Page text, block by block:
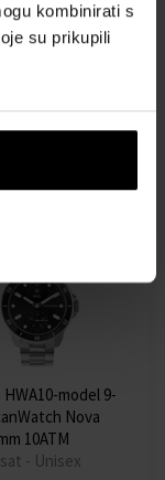
kombinirati s
su prikupili
model 1-
Light
5ATM
€
model 9-
Nova
10ATM
- Unisex